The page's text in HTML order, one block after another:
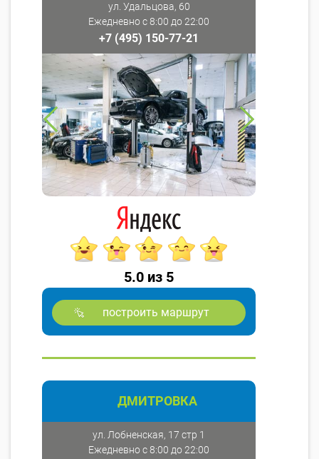
ул. Удальцова, 60
Ежедневно с 8:00 до 22:00
+7 (495) 150-77-21
5.0 из 5
построить маршрут
ДМИТРОВКА
ул. Лобненская, 17 стр 1
Ежедневно с 8:00 до 22:00